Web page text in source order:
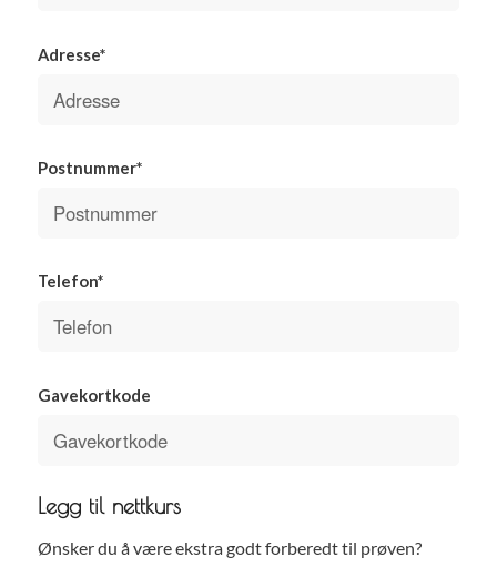
Adresse*
Postnummer*
Telefon*
Gavekortkode
Legg til nettkurs
Ønsker du å være ekstra godt forberedt til prøven?